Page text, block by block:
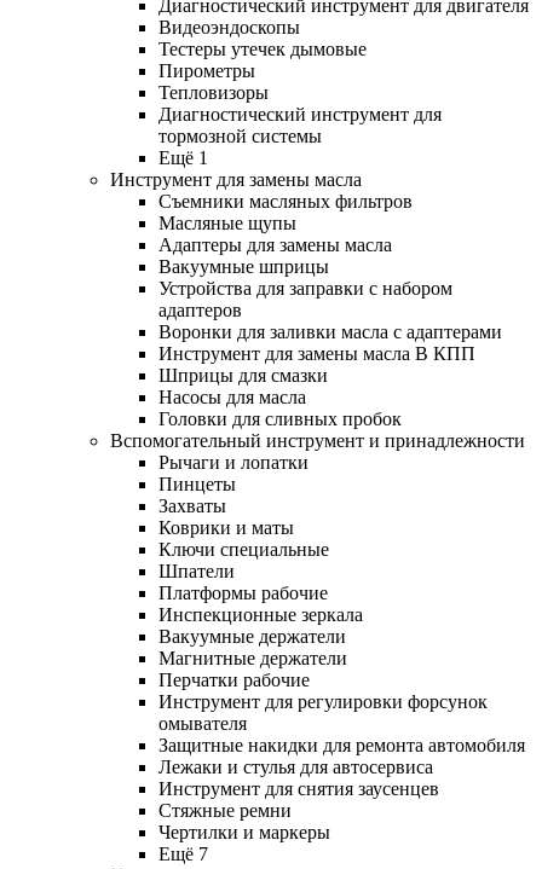
Диагностический инструмент для двигателя
Видеоэндоскопы
Тестеры утечек дымовые
Пирометры
Тепловизоры
Диагностический инструмент для
тормозной системы
Ещё 1
Инструмент для замены масла
Съемники масляных фильтров
Масляные щупы
Адаптеры для замены масла
Вакуумные шприцы
Устройства для заправки с набором
адаптеров
Воронки для заливки масла с адаптерами
Инструмент для замены масла В КПП
Шприцы для смазки
Насосы для масла
Головки для сливных пробок
Вспомогательный инструмент и принадлежности
Рычаги и лопатки
Пинцеты
Захваты
Коврики и маты
Ключи специальные
Шпатели
Платформы рабочие
Инспекционные зеркала
Вакуумные держатели
Магнитные держатели
Перчатки рабочие
Инструмент для регулировки форсунок
омывателя
Защитные накидки для ремонта автомобиля
Лежаки и стулья для автосервиса
Инструмент для снятия заусенцев
Стяжные ремни
Чертилки и маркеры
Ещё 7